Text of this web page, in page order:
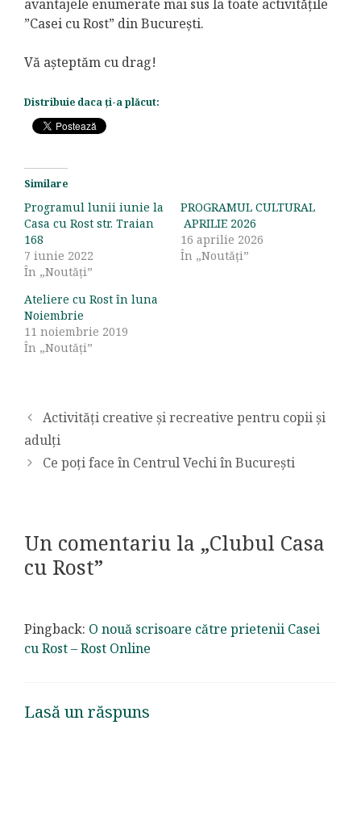
avantajele enumerate mai sus la toate activitățile
”Casei cu Rost” din București.
Vă așteptăm cu drag!
Distribuie daca ți-a plăcut:
Similare
Programul lunii iunie la
Casa cu Rost str. Traian
168
7 iunie 2022
În „Noutăți”
PROGRAMUL CULTURAL
APRILIE 2026
16 aprilie 2026
În „Noutăți”
Ateliere cu Rost în luna
Noiembrie
11 noiembrie 2019
În „Noutăți”
Activități creative și recreative pentru copii și
adulți
Ce poți face în Centrul Vechi în București
Un comentariu la „Clubul Casa
cu Rost”
Pingback: O nouă scrisoare către prietenii Casei
cu Rost – Rost Online
Lasă un răspuns